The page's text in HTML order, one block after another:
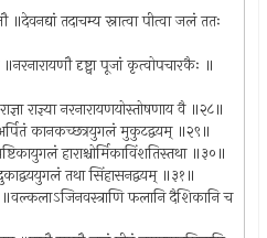
तदाचम्य स्नात्वा पीत्वा जलं ततः
॥नरनारायणौ दृष्ट्वा पूजां कृत्वोपचारकैः ॥
राज्ञ्या नरनारायणयोस्तोषणाय वै ॥२८॥
कानकच्छत्रयुगलं मुकुटद्वयम् ॥२९॥
हाराश्चोर्मिकाविंशतिस्तथा ॥३०॥
तथा सिंहासनद्वयम् ॥३१॥
॥वल्कलाऽजिनवस्त्राणि फलानि दैशिकानि च